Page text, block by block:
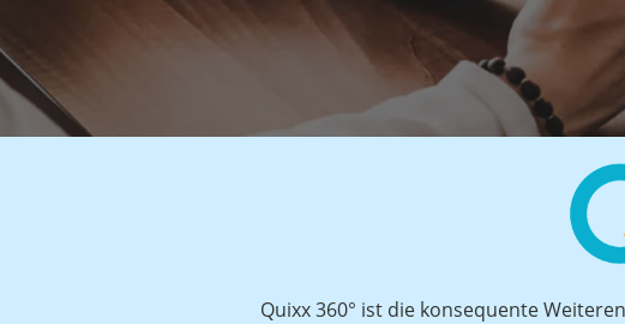
Quixx 360° ist die konsequente